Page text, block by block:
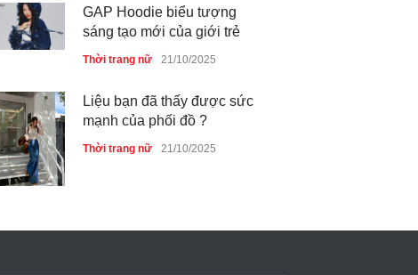
GAP Hoodie biểu tượng
sáng tạo mới của giới trẻ
Thời trang nữ 21/10/2025
Liệu bạn đã thấy được sức
mạnh của phối đồ ?
Thời trang nữ 21/10/2025